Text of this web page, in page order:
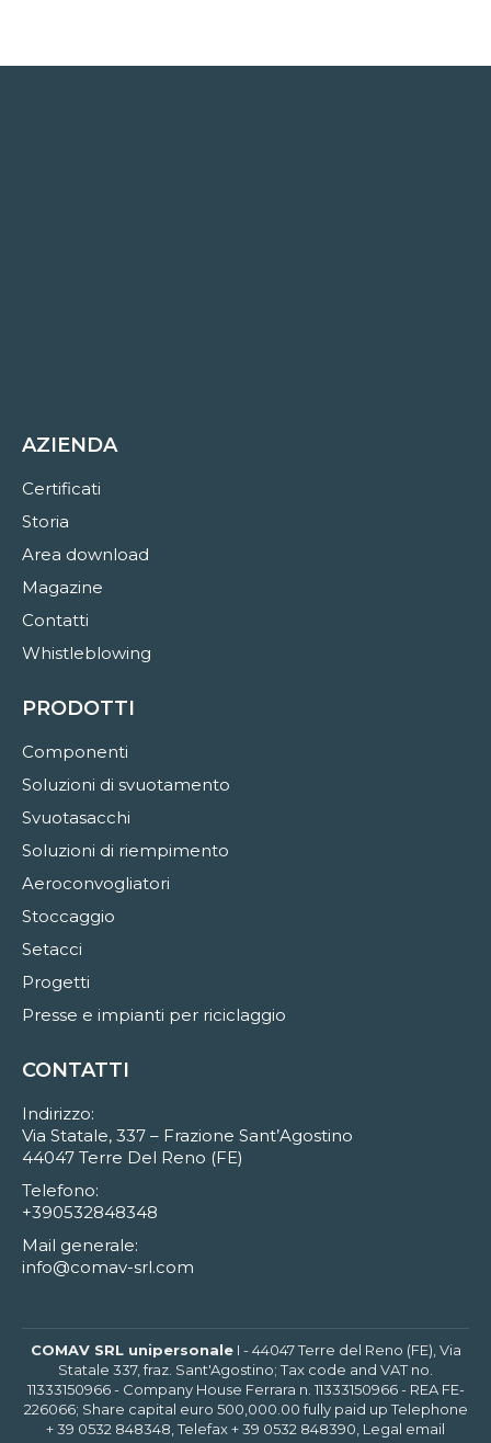
AZIENDA
Certificati
Storia
Area download
Magazine
Contatti
Whistleblowing
PRODOTTI
Componenti
Soluzioni di svuotamento
Svuotasacchi
Soluzioni di riempimento
Aeroconvogliatori
Stoccaggio
Setacci
Progetti
Presse e impianti per riciclaggio
CONTATTI
Indirizzo:
Via Statale, 337 – Frazione Sant’Agostino
44047 Terre Del Reno (FE)
Telefono:
+390532848348
Mail generale:
info@comav-srl.com
COMAV SRL unipersonaleI - 44047 Terre del Reno (FE), Via
Statale 337, fraz. Sant'Agostino; Tax code and VAT no.
11333150966 - Company House Ferrara n. 11333150966 - REA FE-
226066; Share capital euro 500,000.00 fully paid up Telephone
+ 39 0532 848348, Telefax + 39 0532 848390, Legal email